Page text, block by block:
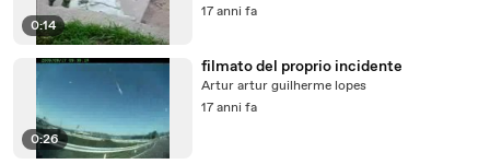
0:14
17 anni fa
0:26
filmato del proprio incidente
Artur artur guilherme lopes
17 anni fa